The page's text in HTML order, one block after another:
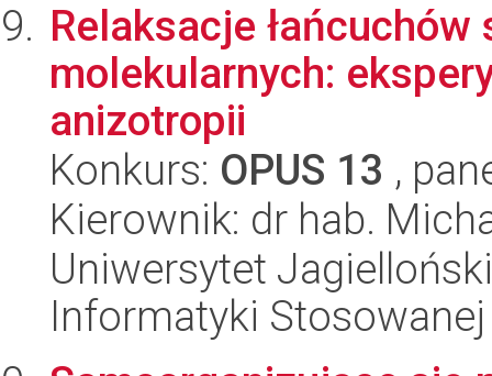
Relaksacje
molekularnych:
anizotropii
Konkurs: OPUS 13 ,
Kierownik: dr hab.
Uniwersytet
Informatyki Stosowanej